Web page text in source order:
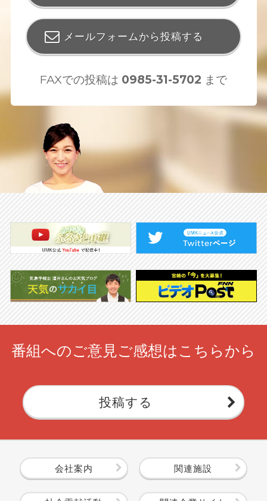
メールフォームから投稿する
FAXでの投稿は 0985-31-5702 まで
番組へのご意見ご感想はこちらから
投稿する
会社案内 関連施設